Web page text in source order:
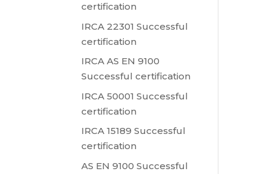
certification
IRCA 22301 Successful
certification
IRCA AS EN 9100
Successful certification
IRCA 50001 Successful
certification
IRCA 15189 Successful
certification
AS EN 9100 Successful